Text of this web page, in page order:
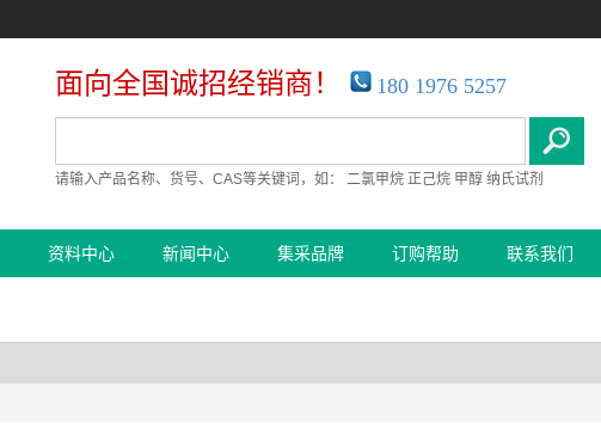
面向全国诚招经销商！ 180 1976 5257
I
请输入产品名称、货号、CAS等关键词，如： 二氯甲烷 正己烷 甲醇 纳氏试剂
资料中心 新闻中心 集采品牌 订购帮助 联系我们